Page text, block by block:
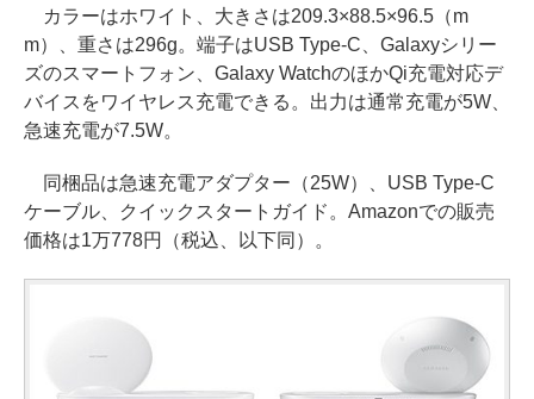
カラーはホワイト、大きさは209.3×88.5×96.5（m
m）、重さは296g。端子はUSB Type-C、Galaxyシリー
ズのスマートフォン、Galaxy WatchのほかQi充電対応デ
バイスをワイヤレス充電できる。出力は通常充電が5W、
急速充電が7.5W。
同梱品は急速充電アダプター（25W）、USB Type-C
ケーブル、クイックスタートガイド。Amazonでの販売
価格は1万778円（税込、以下同）。